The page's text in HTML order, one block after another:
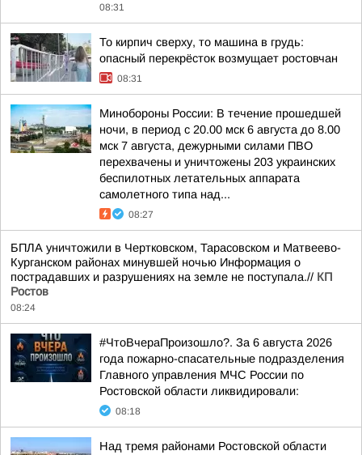
08:31
То кирпич сверху, то машина в грудь:
опасный перекрёсток возмущает ростовчан
08:31
Минобороны России: В течение прошедшей
ночи, в период с 20.00 мск 6 августа до 8.00
мск 7 августа, дежурными силами ПВО
перехвачены и уничтожены 203 украинских
беспилотных летательных аппарата
самолетного типа над...
08:27
БПЛА уничтожили в Чертковском, Тарасовском и Матвеево-
Курганском районах минувшей ночью Информация о
пострадавших и разрушениях на земле не поступала.// КП
Ростов
08:24
#ЧтоВчераПроизошло?. За 6 августа 2026
года пожарно-спасательные подразделения
Главного управления МЧС России по
Ростовской области ликвидировали:
08:18
Над тремя районами Ростовской области